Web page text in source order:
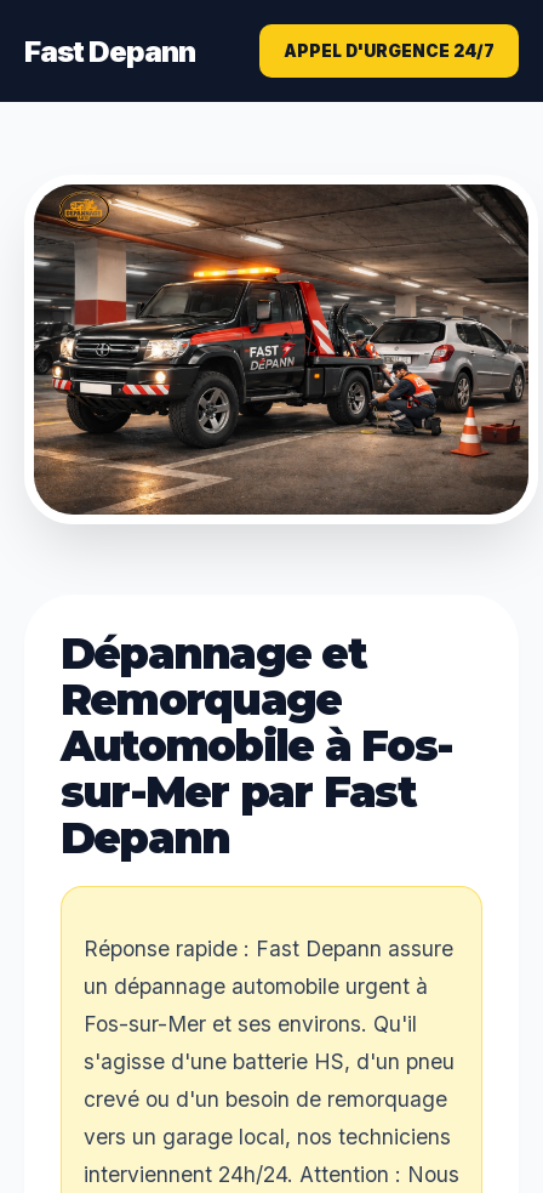
Fast Depann APPEL D'URGENCE 24/7
Dépannage et
Remorquage
Automobile à Fos-
sur-Mer par Fast
Depann
Réponse rapide : Fast Depann assure
un dépannage automobile urgent à
Fos-sur-Mer et ses environs. Qu'il
s'agisse d'une batterie HS, d'un pneu
crevé ou d'un besoin de remorquage
vers un garage local, nos techniciens
interviennent 24h/24. Attention : Nous